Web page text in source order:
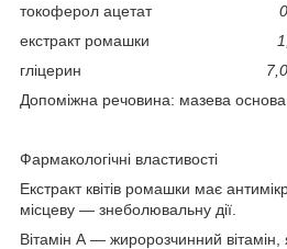
токоферол ацетат
екстракт ромашки
гліцерин
7,0
Допоміжна речовина: мазева основа
Фармакологічні властивості
Екстракт квітів ромашки має
місцеву — знеболювальну дії.
Вітамін А — жиророзчинний